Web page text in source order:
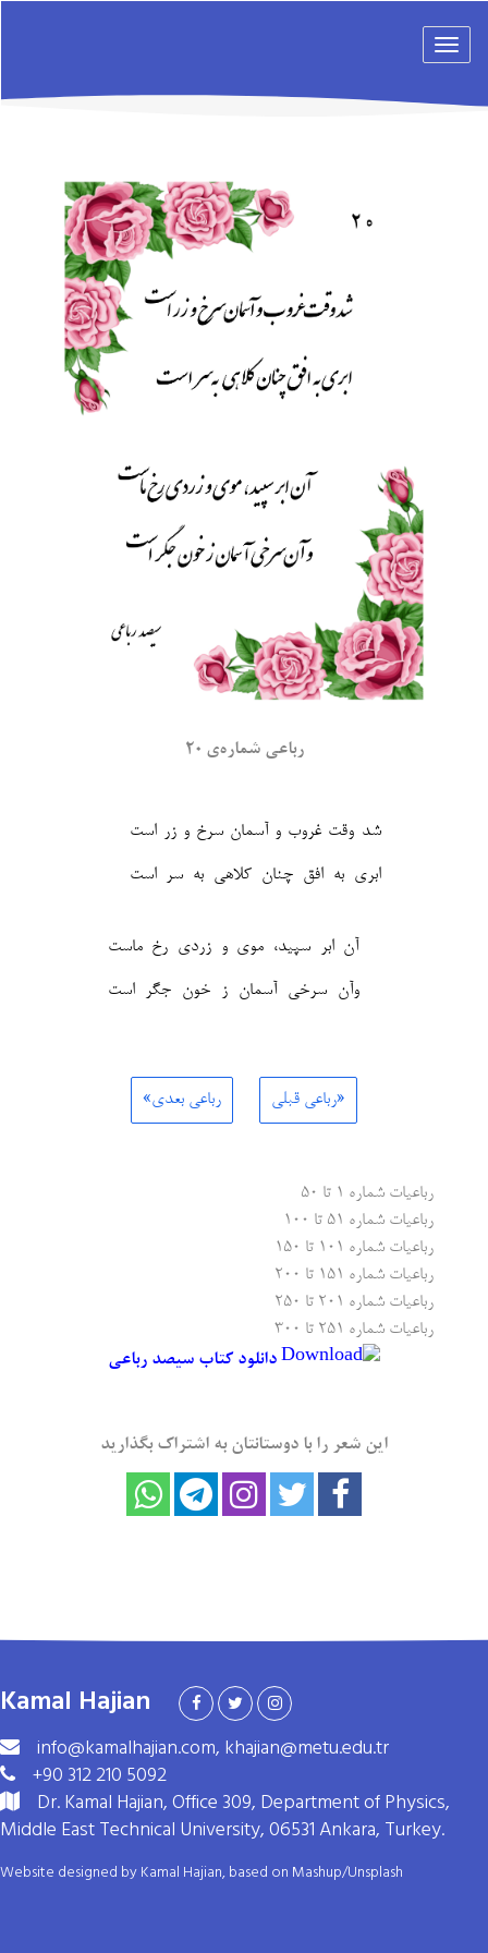
Toggle
رباعی شماره‌ی ۲۰
شد وقت غروب و آسمان سرخ و زر است
ابری به افق چنان کلاهی به سر است
آن ابر سپید، موی و زردی رخ ماست
وآن سرخی آسمان ز خون جگر است
«رباعی قبلی رباعی بعدی»
رباعیات شماره ۱ تا ۵۰
رباعیات شماره ۵۱ تا ۱۰۰
رباعیات شماره ۱۰۱ تا ۱۵۰
رباعیات شماره ۱۵۱ تا ۲۰۰
رباعیات شماره ۲۰۱ تا ۲۵۰
رباعیات شماره ۲۵۱ تا ۳۰۰
دانلود کتاب سیصد رباعی
این شعر را با دوستانتان به اشتراک بگذارید
Kamal Hajian
info@kamalhajian.com, khajian@metu.edu.tr
+90 312 210 5092
Dr. Kamal Hajian, Office 309, Department of Physics,
Middle East Technical University, 06531 Ankara, Turkey.
Website designed by Kamal Hajian, based on Mashup/Unsplash